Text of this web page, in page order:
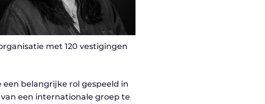
met 120 vestigingen
een belangrijke rol gespeeld in
een internationale groep te